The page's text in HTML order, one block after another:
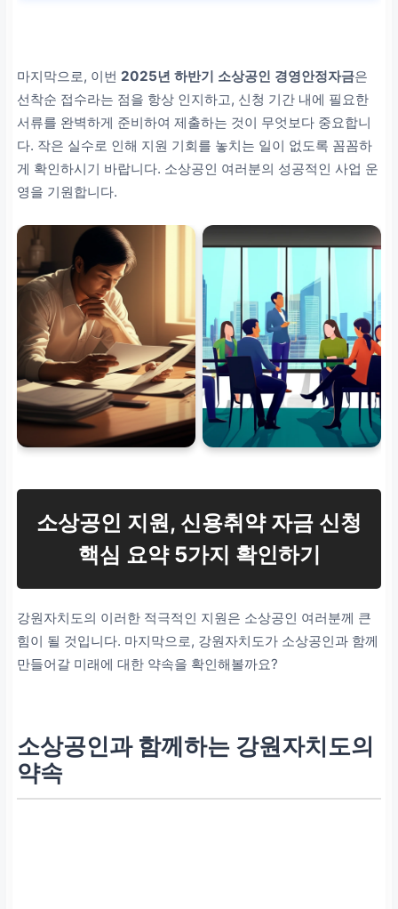
연계 프로그램 활용
경영 컨설팅, 판로 지원,
교육 등 강원자치도 지원
마지막으로, 이번 2025년 하반기 소상공인 경영안정자금은
선착순 접수라는 점을 항상 인지하고, 신청 기간 내에 필요한
서류를 완벽하게 준비하여 제출하는 것이 무엇보다 중요합니
다. 작은 실수로 인해 지원 기회를 놓치는 일이 없도록 꼼꼼하
게 확인하시기 바랍니다. 소상공인 여러분의 성공적인 사업 운
영을 기원합니다.
소상공인 지원, 신용취약 자금 신청
핵심 요약 5가지 확인하기
강원자치도의 이러한 적극적인 지원은 소상공인 여러분께 큰
힘이 될 것입니다. 마지막으로, 강원자치도가 소상공인과 함께
만들어갈 미래에 대한 약속을 확인해볼까요?
소상공인과 함께하는 강원자치도의
약속